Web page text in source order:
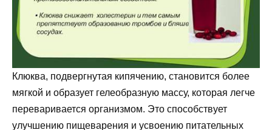
Клюква, подвергнутая кипячению, становится более
мягкой и образует гелеобразную массу, которая легче
переваривается организмом. Это способствует
улучшению пищеварения и усвоению питательных